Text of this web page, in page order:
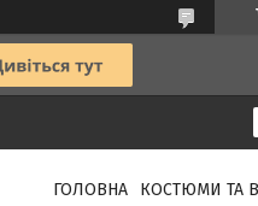
ГОЛОВНА КОСТЮМИ ТА